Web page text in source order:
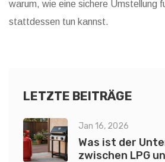
warum, wie eine sichere Umstellung
stattdessen tun kannst.
LETZTE BEITRÄGE
Jan 16, 2026
Was ist der
zwischen LPG